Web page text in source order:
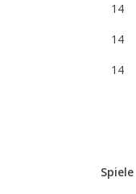
14
14
14
Spiele